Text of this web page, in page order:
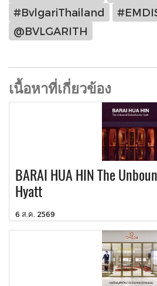
#BvlgariThailand
@BVLGARITH
เนื้อหาที่เกี่ยวข้อง
BARAI HUA HIN The
Hyatt
6 ส.ค. 2569